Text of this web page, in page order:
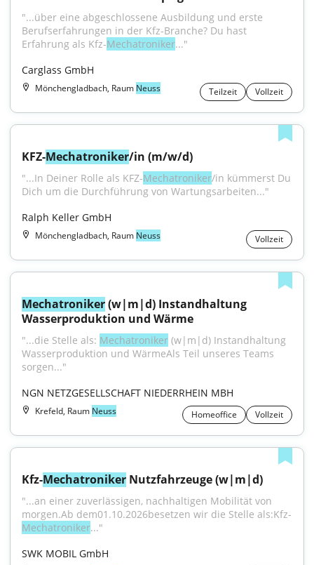
"...über eine abgeschlossene Ausbildung und erste
Berufserfahrungen in der Kfz-Branche? Du hast
Erfahrung als Kfz-Mechatroniker..."
Carglass GmbH
Mönchengladbach, Raum Neuss Teilzeit Vollzeit
KFZ-Mechatroniker/in (m/w/d)
"...In Deiner Rolle als KFZ-Mechatroniker/in kümmerst Du
Dich um die Durchführung von Wartungsarbeiten..."
Ralph Keller GmbH
Mönchengladbach, Raum Neuss Vollzeit
Mechatroniker (w|m|d) Instandhaltung
Wasserproduktion und Wärme
"...die Stelle als: Mechatroniker (w|m|d) Instandhaltung
Wasserproduktion und WärmeAls Teil unseres Teams
sorgen..."
NGN NETZGESELLSCHAFT NIEDERRHEIN MBH
Krefeld, Raum Neuss Homeoffice Vollzeit
Kfz-Mechatroniker Nutzfahrzeuge (w|m|d)
"...an einer zuverlässigen, nachhaltigen Mobilität von
morgen.Ab dem01.10.2026besetzen wir die Stelle als:Kfz-
Mechatroniker..."
SWK MOBIL GmbH